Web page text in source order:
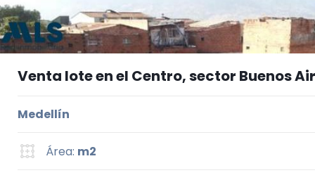
Venta lote en el Centro, sector Buenos
Medellín
Área: m2